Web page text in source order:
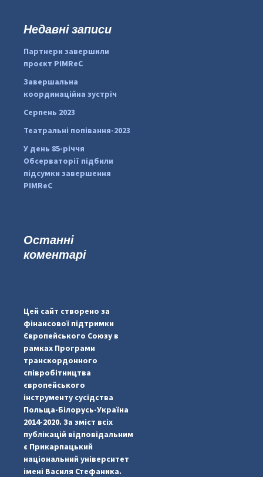
#PipIvanToday
pimrec_project
:Недавні записи
Партнери завершили
проєкт PIMReC
Завершальна
координаційна зустріч
Серпень 2023
Театральні попівання-2023
У день 85-річчя
Обсерваторії підбили
підсумки завершення
PIMReC
Останні
коментарі
Цей сайт створено за
фінансової підтримки
Європейського Союзу в
рамках Програми
транскордонного
співробітництва
європейського
інструменту сусідства
Польща-Білорусь-Україна
2014-2020. За зміст всіх
публікацій відповідальним
є Прикарпацький
національний університет
імені Василя Стефаника.